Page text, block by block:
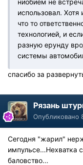
использовал.
что то
технологией, и
разную ерунду
системы
спасибо за
Рязань
Опубликовано
Сегодня "жарил"
импульсе...Нехватка
баловство...